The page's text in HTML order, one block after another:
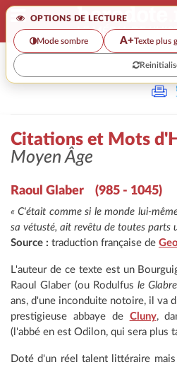
OPTIONS DE LECTURE
Mode sombre A+Texte plus
>>
Citations et Mots
Moyen Âge
Raoul Glaber (985 - 1045)
« C'était comme si le monde lui-
sa vétusté, ait revêtu de toutes parts
Source : traduction française de
L'auteur de ce texte est un
Raoul Glaber (ou Rodulfusle Glabre
ans, d'une inconduite notoire, il va
prestigieuse abbaye de Cluny,
(l'abbé en est Odilon, qui sera plus
Doté d'un réel talent littéraire